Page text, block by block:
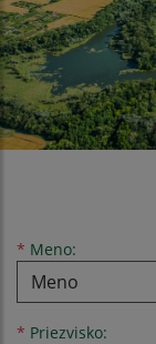
* Meno:
Meno
* Priezvisko:
Priezvisko
E-mailová adresa